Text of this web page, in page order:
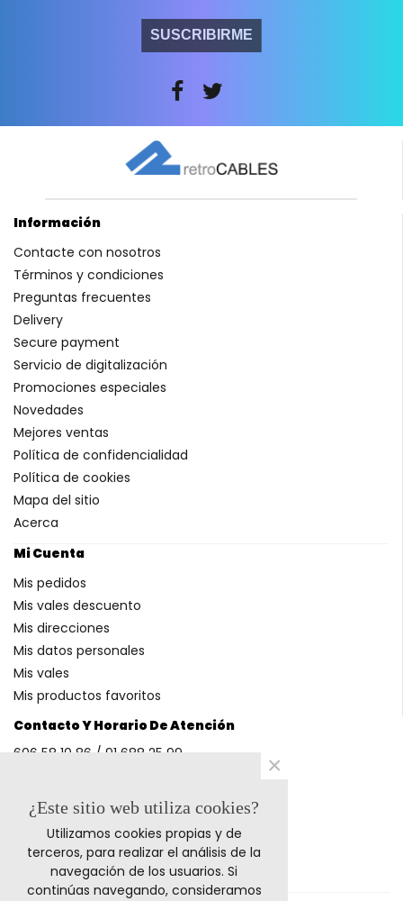
SUSCRIBIRME
Contacto Y Horario De Atención
606 58 10 86 / 91 688 25 99
Métodos De Pago
Información
Contacte con nosotros
Términos y condiciones
Preguntas frecuentes
Delivery
Secure payment
Servicio de digitalización
Promociones especiales
Novedades
Mejores ventas
Política de confidencialidad
Política de cookies
Mapa del sitio
Acerca
Mi Cuenta
Mis pedidos
Mis vales descuento
Mis direcciones
Mis datos personales
Mis vales
Mis productos favoritos
¿Este sitio web utiliza cookies?
Utilizamos cookies propias y de
terceros, para realizar el análisis de la
navegación de los usuarios. Si
continúas navegando, consideramos
×